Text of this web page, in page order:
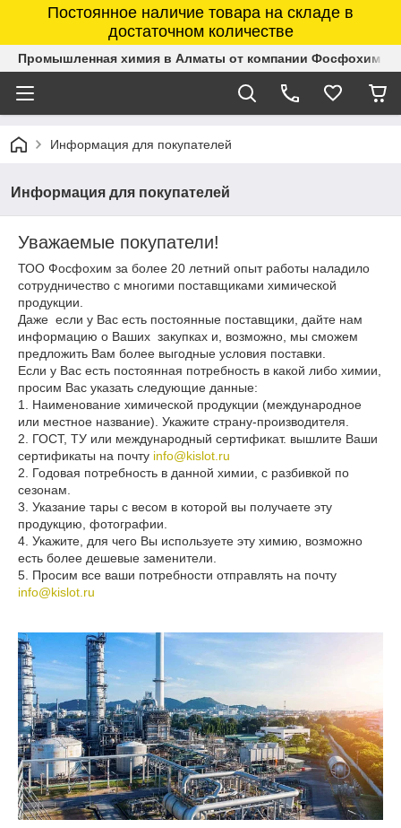
Постоянное наличие товара на складе в
достаточном количестве
Промышленная химия в Алматы от компании Фосфохим
Информация для покупателей
Информация для покупателей
Уважаемые покупатели!
ТОО Фосфохим за более 20 летний опыт работы наладило
сотрудничество с многими поставщиками химической
продукции.
Даже если у Вас есть постоянные поставщики, дайте нам
информацию о Ваших закупках и, возможно, мы сможем
предложить Вам более выгодные условия поставки.
Если у Вас есть постоянная потребность в какой либо химии,
просим Вас указать следующие данные:
1. Наименование химической продукции (международное
или местное название). Укажите страну-производителя.
2. ГОСТ, ТУ или международный сертификат. вышлите Ваши
сертификаты на почту info@kislot.ru
2. Годовая потребность в данной химии, с разбивкой по
сезонам.
3. Указание тары с весом в которой вы получаете эту
продукцию, фотографии.
4. Укажите, для чего Вы используете эту химию, возможно
есть более дешевые заменители.
5. Просим все ваши потребности отправлять на почту
info@kislot.ru